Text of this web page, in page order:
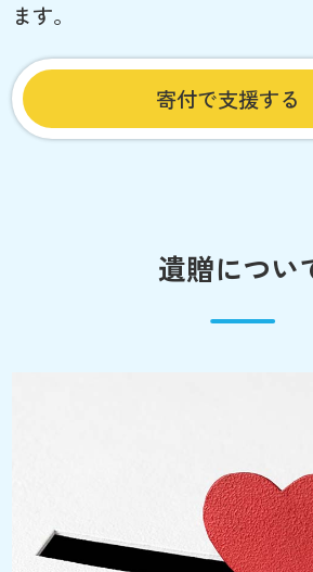
ます。
寄付で支援する
遺贈につい